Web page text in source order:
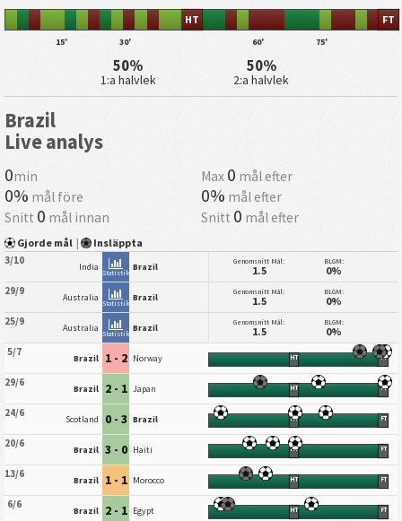
15' 30'
HT
60' 75'
FT
50%
1:a halvlek
50%
2:a halvlek
Brazil
Live analys
0min Max 0 mål efter
0% mål före 0% mål efter
Snitt 0 mål innan Snitt 0 mål efter
Gjorde mål | Insläppta
3/10 India
Statistik
Brazil Genomsnitt Mål:
1.5
BLGM:
0%
29/9 Australia
Statistik
Brazil Genomsnitt Mål:
1.5
BLGM:
0%
25/9 Australia
Statistik
Brazil Genomsnitt Mål:
1.5
BLGM:
0%
5/7 Brazil 1 - 2 Norway HT FT
29/6 Brazil 2 - 1 Japan HT FT
24/6 Scotland 0 - 3 Brazil HT FT
20/6 Brazil 3 - 0 Haiti HT FT
13/6 Brazil 1 - 1 Morocco HT FT
6/6 Brazil 2 - 1 Egypt HT FT